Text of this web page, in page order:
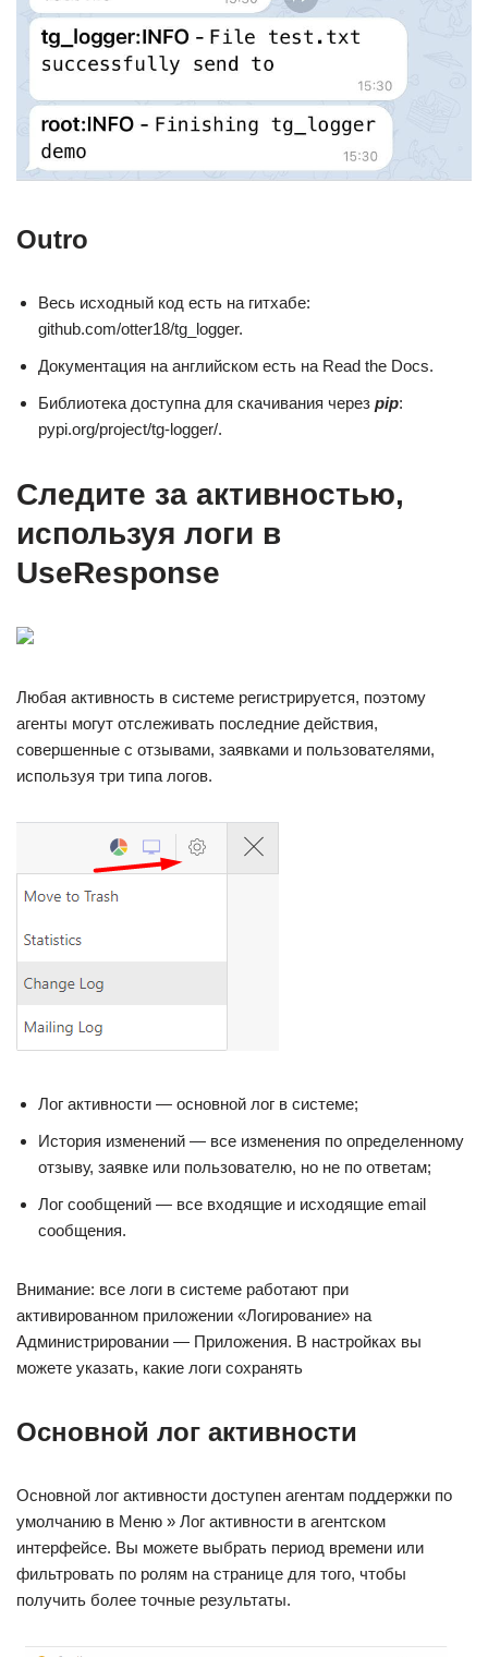
Outro
Весь исходный код есть на гитхабе:
github.com/otter18/tg_logger.
Документация на английском есть на Read the Docs.
Библиотека доступна для скачивания через pip:
pypi.org/project/tg-logger/.
Следите за активностью,
используя логи в
UseResponse
Любая активность в системе регистрируется, поэтому
агенты могут отслеживать последние действия,
совершенные с отзывами, заявками и пользователями,
используя три типа логов.
Лог активности — основной лог в системе;
История изменений — все изменения по определенному
отзыву, заявке или пользователю, но не по ответам;
Лог сообщений — все входящие и исходящие email
сообщения.
Внимание: все логи в системе работают при
активированном приложении «Логирование» на
Администрировании — Приложения. В настройках вы
можете указать, какие логи сохранять
Основной лог активности
Основной лог активности доступен агентам поддержки по
умолчанию в Меню » Лог активности в агентском
интерфейсе. Вы можете выбрать период времени или
фильтровать по ролям на странице для того, чтобы
получить более точные результаты.